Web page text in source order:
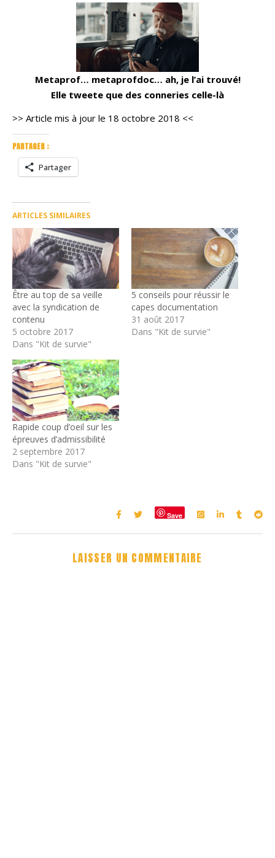
Metaprof… metaprofdoc… ah, je l’ai trouvé!
Elle tweete que des conneries celle-là
>> Article mis à jour le 18 octobre 2018 <<
PARTAGER :
Partager
ARTICLES SIMILAIRES
Être au top de sa veille
avec la syndication de
contenu
5 octobre 2017
Dans "Kit de survie"
5 conseils pour réussir le
capes documentation
31 août 2017
Dans "Kit de survie"
Rapide coup d’oeil sur les
épreuves d’admissibilité
2 septembre 2017
Dans "Kit de survie"
Save
LAISSER UN COMMENTAIRE